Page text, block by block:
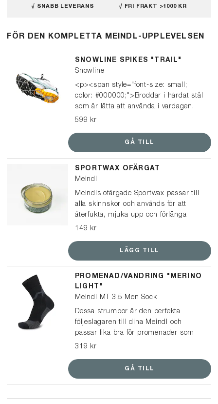
√ SNABB LEVERANS √ FRI FRAKT >1000 KR
FÖR DEN KOMPLETTA MEINDL-UPPLEVELSEN
SNOWLINE SPIKES "TRAIL"
Snowline
<p><span style="font-size: small;
color: #000000;">Broddar i härdat stål
som är lätta att använda i vardagen.
De passar på i princip alla typer av
kängor, och är enkla att ta på och av
</br> <p><span style="font-size:
small; color: #000000;">Perfekta till
hundpromenaden, ärenden i stan,
snöskottning och promenader – men
också till fritid som vinterutflykter och
mer aktiv gång.</span></p></br> ⭐️
Broddarna från Snowline Spikes har
Aftonbladets och Icakurirens tester av
grepp och hög kvalitet.
599 kr
GÅ TILL
SPORTWAX OFÄRGAT
Meindl
Meindls ofärgade Sportwax passar till
alla skinnskor och används för att
återfukta, mjuka upp och förlänga
skinnets livslängd. Vaxet är speciellt
att skorna behåller sin form.
149 kr
LÄGG TILL
PROMENAD/VANDRING "MERINO
LIGHT"
Meindl MT 3.5 Men Sock
Dessa strumpor är den perfekta
följeslagaren till dina Meindl och
passar lika bra för promenader som
vandringar. En multifunktionell och lätt
merinoull och syntetiskt garn, vilket
319 kr
GÅ TILL